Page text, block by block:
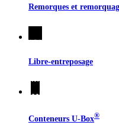
Remorques et
Libre-entreposage
Conteneurs U-Box®